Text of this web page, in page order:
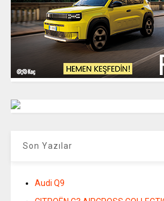
Son Yazılar
Audi Q9